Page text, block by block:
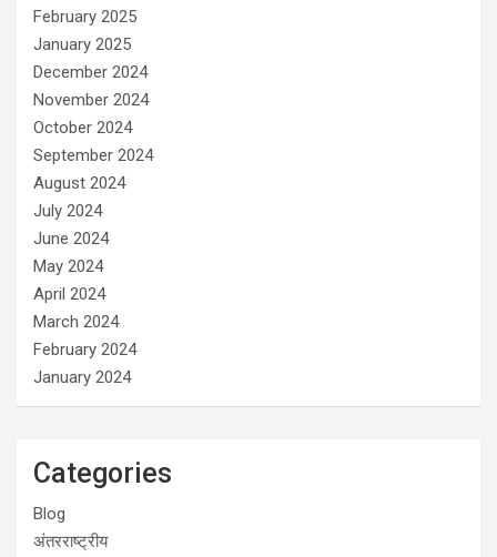
February 2025
January 2025
December 2024
November 2024
October 2024
September 2024
August 2024
July 2024
June 2024
May 2024
April 2024
March 2024
February 2024
January 2024
Categories
Blog
अंतरराष्ट्रीय